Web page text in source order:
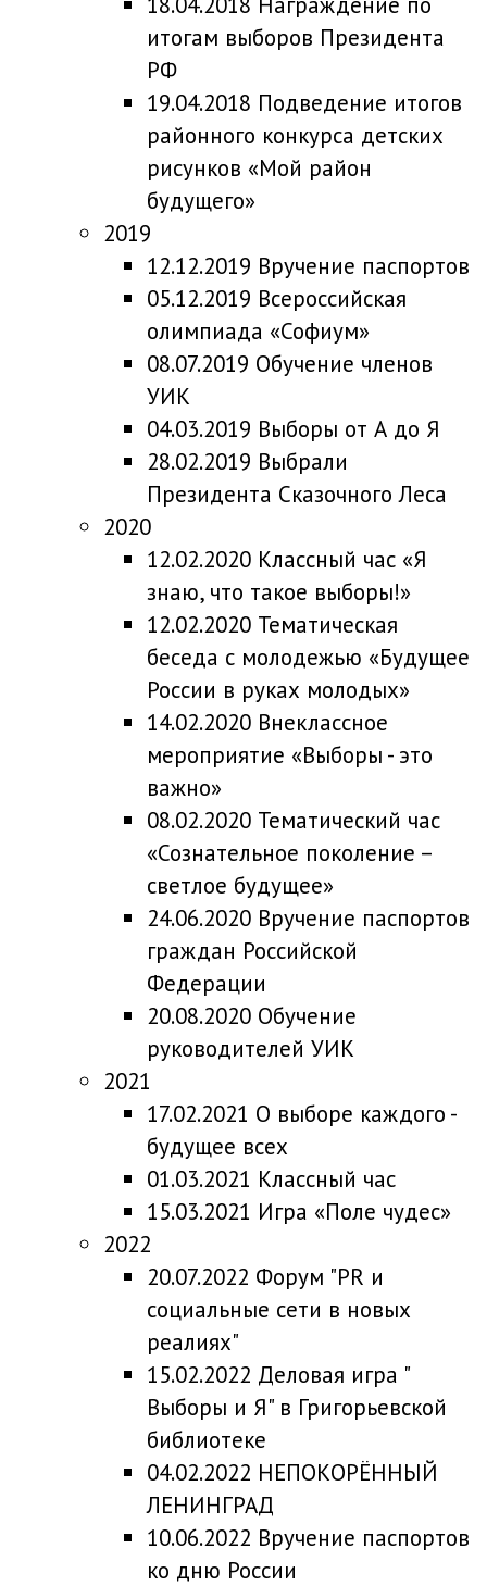
итогам выборов Президента
РФ
19.04.2018 Подведение итогов
районного конкурса детских
рисунков «Мой район
будущего»
2019
12.12.2019 Вручение паспортов
05.12.2019 Всероссийская
олимпиада «Софиум»
08.07.2019 Обучение членов
УИК
04.03.2019 Выборы от А до Я
28.02.2019 Выбрали
Президента Сказочного Леса
2020
12.02.2020 Классный час «Я
знаю, что такое выборы!»
12.02.2020 Тематическая
беседа с молодежью «Будущее
России в руках молодых»
14.02.2020 Внеклассное
мероприятие «Выборы - это
важно»
08.02.2020 Тематический час
«Сознательное поколение –
светлое будущее»
24.06.2020 Вручение паспортов
граждан Российской
Федерации
20.08.2020 Обучение
руководителей УИК
2021
17.02.2021 О выборе каждого -
будущее всех
01.03.2021 Классный час
15.03.2021 Игра «Поле чудес»
2022
20.07.2022 Форум "PR и
социальные сети в новых
реалиях"
15.02.2022 Деловая игра "
Выборы и Я" в Григорьевской
библиотеке
04.02.2022 НЕПОКОРЁННЫЙ
ЛЕНИНГРАД
10.06.2022 Вручение паспортов
ко дню России